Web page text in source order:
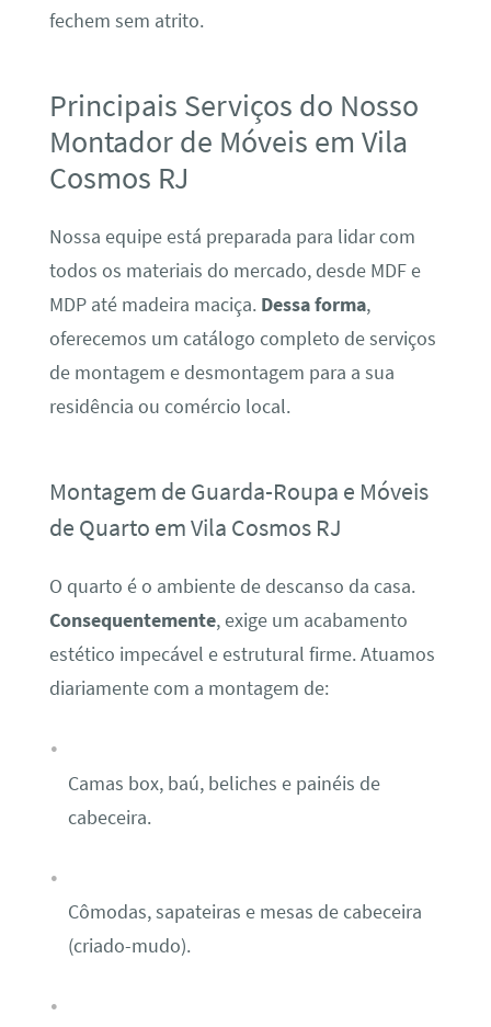
fechem sem atrito.
Principais Serviços do Nosso
Montador de Móveis em Vila
Cosmos RJ
Nossa equipe está preparada para lidar com
todos os materiais do mercado, desde MDF e
MDP até madeira maciça. Dessa forma,
oferecemos um catálogo completo de serviços
de montagem e desmontagem para a sua
residência ou comércio local.
Montagem de Guarda-Roupa e Móveis
de Quarto em Vila Cosmos RJ
O quarto é o ambiente de descanso da casa.
Consequentemente, exige um acabamento
estético impecável e estrutural firme. Atuamos
diariamente com a montagem de:
Camas box, baú, beliches e painéis de
cabeceira.
Cômodas, sapateiras e mesas de cabeceira
(criado-mudo).